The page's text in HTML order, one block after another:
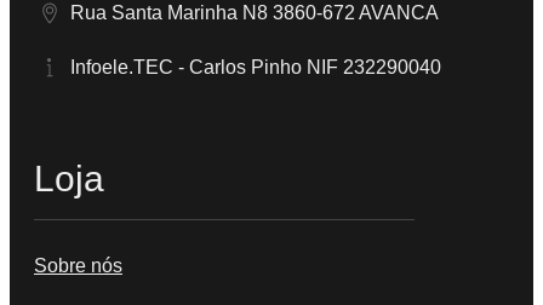
Rua Santa Marinha N8 3860-672 AVANCA
Infoele.TEC - Carlos Pinho NIF 232290040
Loja
Sobre nós